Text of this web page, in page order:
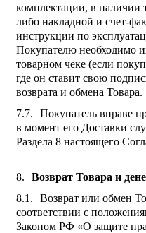
комплектации, в наличии
либо накладной и счет-
инструкции по
Покупателю необходимо
товарном чеке (если
где он ставит свою
возврата и обмена Товара.
Покупатель вправе
в момент его Доставки
Раздела 8 настоящего
Возврат Товара и
Возврат или обмен
соответствии с
Законом РФ «О защите